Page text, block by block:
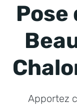
Pose
Apportez